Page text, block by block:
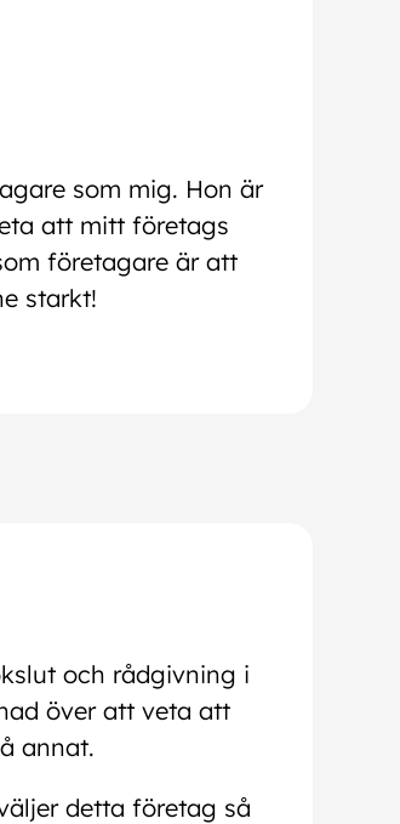
som mig. Hon är
att mitt företags
företagare är att
starkt!
och rådgivning i
över att veta att
annat.
detta företag så